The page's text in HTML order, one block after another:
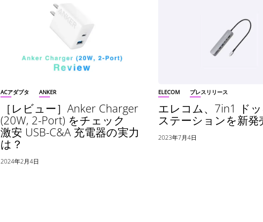
ACアダプタ ANKER
［レビュー］Anker Charger
(20W, 2-Port) をチェック
激安 USB-C&A 充電器の実力
は？
2024年2月4日
ELECOM プレスリリース
エレコム、7in1 ド
ステーションを新発
2023年7月4日